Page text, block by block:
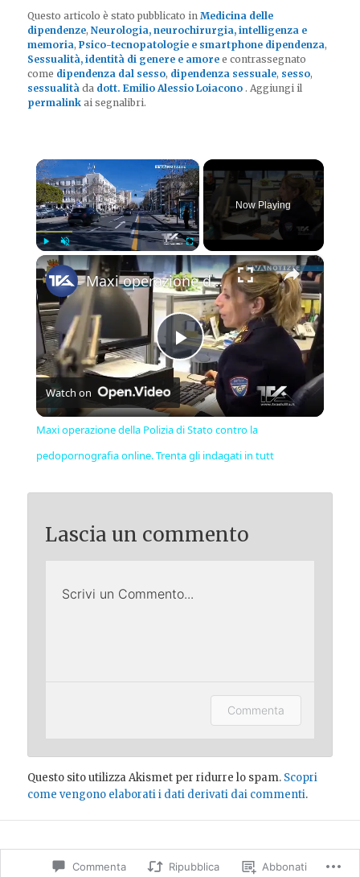
Questo articolo è stato pubblicato inMedicina delle
dipendenze,Neurologia, neurochirurgia, intelligenza e
memoria,Psico-tecnopatologie e smartphone dipendenza,
Sessualità, identità di genere e amore e contrassegnato
come dipendenza dal sesso, dipendenza sessuale, sesso,
sessualità da dott. Emilio Alessio Loiacono . Aggiungi il
permalink ai segnalibri.
×
Play Unmute Fullscreen
Now Playing
×
Play
Video
Maxi operazione della Polizia di Stato contro la pedopornografia online. Trenta gli indagati in tutt
Watch on
Maxi operazione della Polizia di Stato contro la
pedopornografia online. Trenta gli indagati in tutt
Lascia un commento
Scrivi un Commento...
Lascia un commento (accesso
Commenta
Questo sito utilizza Akismet per ridurre lo spam. Scopri
come vengono elaborati i dati derivati dai commenti.
Commenta Ripubblica Abbonati